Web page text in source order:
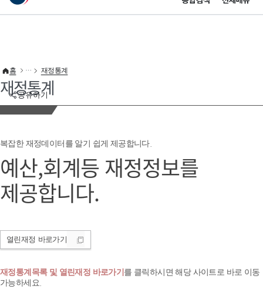
이 누리집은 대한민국 공식 전자정부 누리집입니다.
공유하기
홈 재정통계
재정통계
복잡한 재정데이터를 알기 쉽게 제공합니다.
예산,회계등 재정정보를
제공합니다.
열린재정 바로가기
재정통계목록 및 열린재정 바로가기 를 클릭하시면 해당 사이트로 바로 이동
가능하세요.